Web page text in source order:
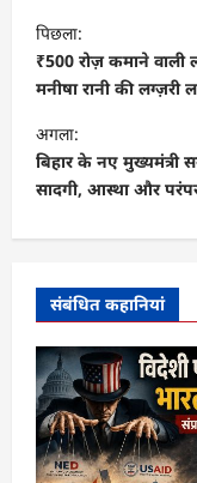
पो
स्ट
ने
वि
गे
श
न
पिछला:
₹500 रोज़ कमाने
मनीषा रानी की लग्ज़री
अगला:
बिहार के नए मुख्यमंत्री
सादगी, आस्था और
संबंधित कहानियां